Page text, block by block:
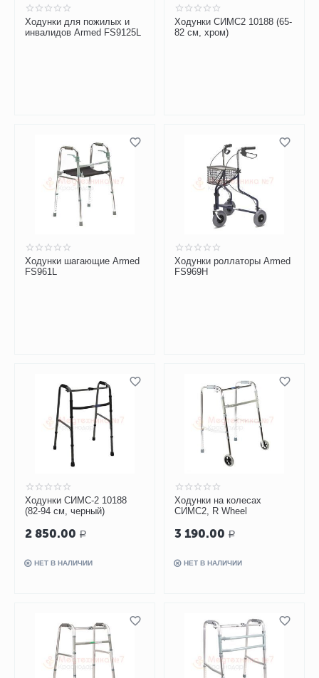
Ходунки для пожилых и
инвалидов Armed FS9125L
Ходунки СИМС2 10188 (65-
82 см, хром)
Ходунки шагающие Armed
FS961L
Ходунки роллаторы Armed
FS969H
Ходунки СИМС-2 10188
(82-94 см, черный)
2 850.00 Р
НЕТ В НАЛИЧИИ
Ходунки на колесах
СИМС2, R Wheel
3 190.00 Р
НЕТ В НАЛИЧИИ